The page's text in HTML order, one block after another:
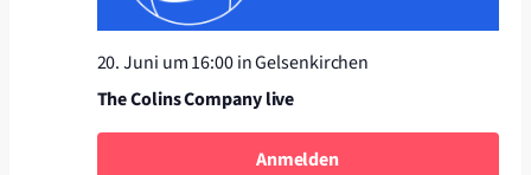
20. Juni um 16:00in Gelsenkirchen
The Colins Company live
Anmelden